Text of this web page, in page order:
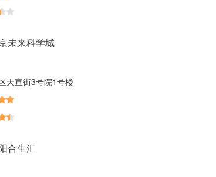
未来科学城
天宣街3号院1号楼
合生汇